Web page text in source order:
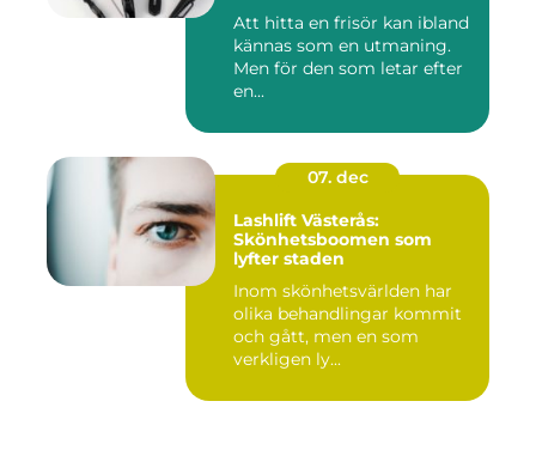
Att hitta en frisör kan ibland
kännas som en utmaning.
Men för den som letar efter
en...
07. dec
Lashlift Västerås:
Skönhetsboomen som
lyfter staden
Inom skönhetsvärlden har
olika behandlingar kommit
och gått, men en som
verkligen ly...